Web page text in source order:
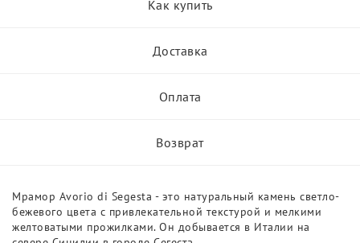
Как купить
Доставка
Оплата
Возврат
Мрамор Avorio di Segesta - это натуральный камень светло-
бежевого цвета с привлекательной текстурой и мелкими
желтоватыми прожилками. Он добывается в Италии на